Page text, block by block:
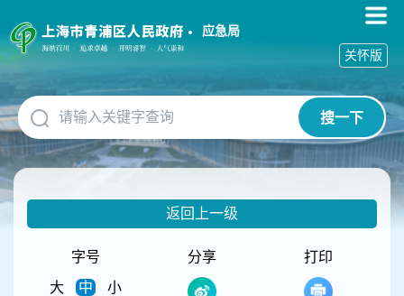
障
碍
作
说
明
跳
到
网
应急局
搜一下
关怀版
返回上一级
字号
大
中 小
分享 打印